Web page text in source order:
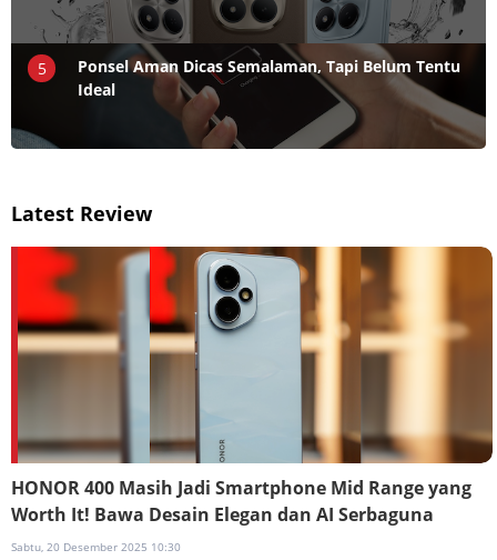
5
Ponsel Aman Dicas Semalaman, Tapi Belum Tentu
Ideal
Latest Review
HONOR 400 Masih Jadi Smartphone Mid Range yang
Worth It! Bawa Desain Elegan dan AI Serbaguna
Sabtu, 20 Desember 2025 10:30